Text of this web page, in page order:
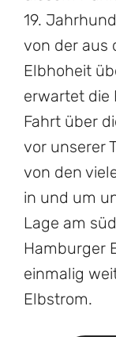
19.
von der aus
Elbhoheit
erwartet die
Fahrt über
vor unserer
von den
in und um
Lage am
Hamburger
einmalig
Elbstrom.